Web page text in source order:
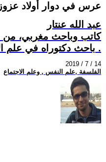
عرس في دوار أولاد عزوز
عبد الله عنتار
باحث دكتوراه في علم الاجتماع .
2019 / 7 / 14
الفلسفة ,علم النفس , وعلم الاجتماع